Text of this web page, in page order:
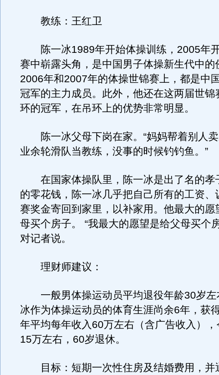
教练：王红卫
陈一冰1989年开始体操训练，2005年
赛中崭露头角，是中国男子体操新生代中的
2006年和2007年的体操世锦赛上，都是中
冠军的主力成员。此外，他还在这两届世锦
环的冠军，在吊环上的优势非常明显。
陈一冰父母下岗在家。“妈妈帮着别人卖
业余轮滑队当教练，没事的时候钓钓鱼。”
在国家体操队里，陈一冰是出了名的孝
的零花钱，陈一冰几乎把自己所有的工资、
赛奖金寄回到家里，以补家用。他最大的愿
母买个房子。 “我最大的愿望是给父母买个
对记者说。
理财师建议：
一般男体操运动员平均退役年龄30岁左
冰作为体操运动员的体育生涯尚余6年，获
年平均每年收入60万左右（含广告收入）
15万左右，60岁退休。
目标：短期一次性住房及结婚费用，并